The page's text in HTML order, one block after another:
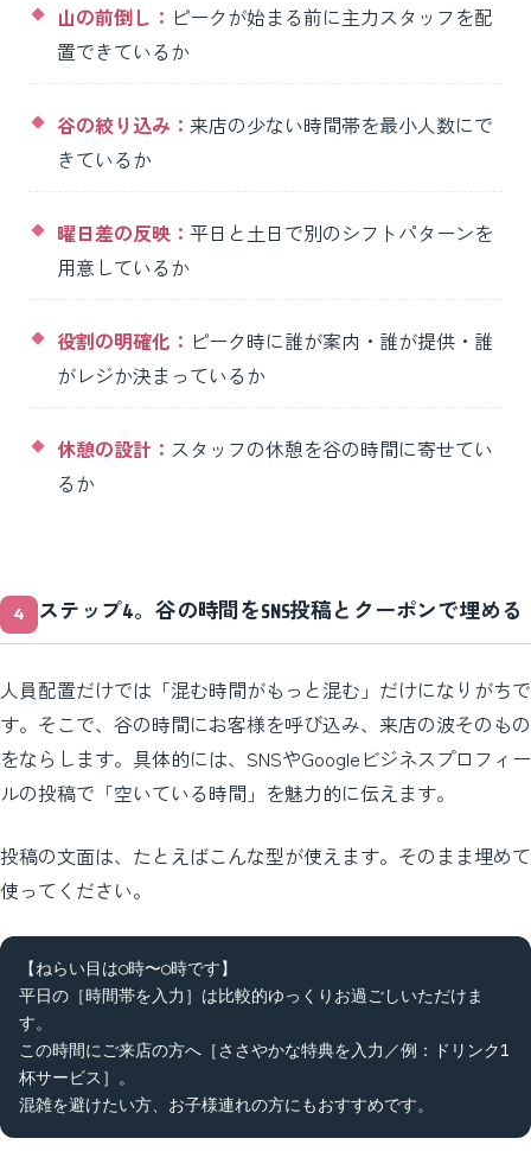
山の前倒し： ピークが始まる前に主力スタッフを配
置できているか
谷の絞り込み： 来店の少ない時間帯を最小人数にで
きているか
曜日差の反映： 平日と土日で別のシフトパターンを
用意しているか
役割の明確化： ピーク時に誰が案内・誰が提供・誰
がレジか決まっているか
休憩の設計： スタッフの休憩を谷の時間に寄せてい
るか
ステップ4。谷の時間をSNS投稿とクーポンで埋める
人員配置だけでは「混む時間がもっと混む」だけになりがちで
す。そこで、谷の時間にお客様を呼び込み、来店の波そのもの
をならします。具体的には、SNSやGoogleビジネスプロフィー
ルの投稿で「空いている時間」を魅力的に伝えます。
投稿の文面は、たとえばこんな型が使えます。そのまま埋めて
使ってください。
【ねらい目は○時〜○時です】
平日の［時間帯を入力］は比較的ゆっくりお過ごしいただけま
す。
この時間にご来店の方へ［ささやかな特典を入力／例：ドリンク1
杯サービス］。
混雑を避けたい方、お子様連れの方にもおすすめです。